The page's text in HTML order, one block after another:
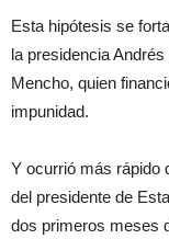
Esta hipótesis se
la presidencia
Mencho, quien
impunidad.
Y ocurrió más rápido
del presidente de
dos primeros meses